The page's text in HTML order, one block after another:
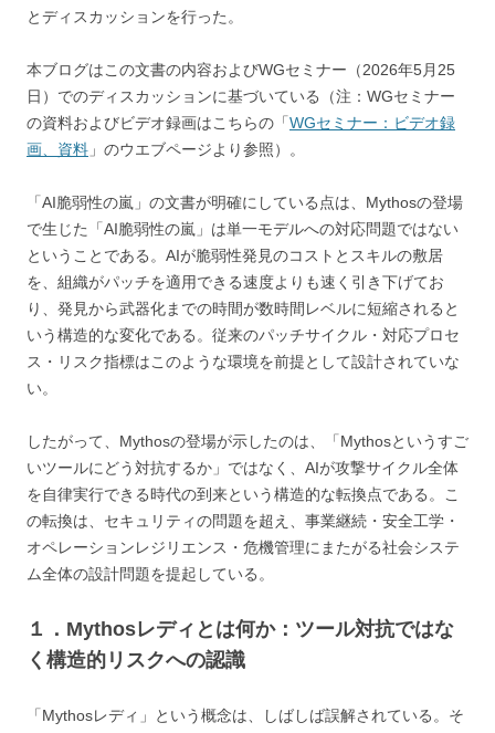
とディスカッションを行った。
本ブログはこの文書の内容およびWGセミナー（2026年5月25
日）でのディスカッションに基づいている（注：WGセミナー
の資料およびビデオ録画はこちらの「WGセミナー：ビデオ録
画、資料 」のウエブページより参照）。
「AI脆弱性の嵐」の文書が明確にしている点は、Mythosの登場
で生じた「AI脆弱性の嵐」は単一モデルへの対応問題ではない
ということである。AIが脆弱性発見のコストとスキルの敷居
を、組織がパッチを適用できる速度よりも速く引き下げてお
り、発見から武器化までの時間が数時間レベルに短縮されると
いう構造的な変化である。従来のパッチサイクル・対応プロセ
ス・リスク指標はこのような環境を前提として設計されていな
い。
したがって、Mythosの登場が示したのは、「Mythosというすご
いツールにどう対抗するか」ではなく、AIが攻撃サイクル全体
を自律実行できる時代の到来という構造的な転換点である。こ
の転換は、セキュリティの問題を超え、事業継続・安全工学・
オペレーションレジリエンス・危機管理にまたがる社会システ
ム全体の設計問題を提起している。
１．Mythosレディとは何か：ツール対抗ではな
く構造的リスクへの認識
「Mythosレディ」という概念は、しばしば誤解されている。そ